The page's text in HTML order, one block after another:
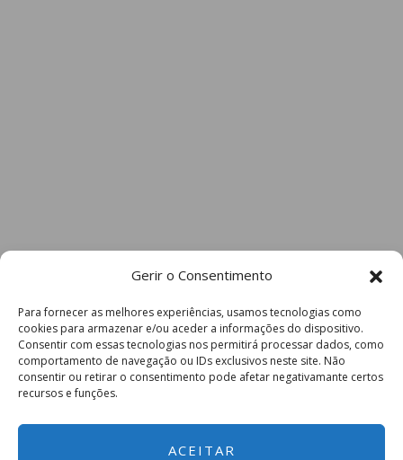
Gerir o Consentimento
Para fornecer as melhores experiências, usamos tecnologias como
cookies para armazenar e/ou aceder a informações do dispositivo.
Consentir com essas tecnologias nos permitirá processar dados, como
comportamento de navegação ou IDs exclusivos neste site. Não
consentir ou retirar o consentimento pode afetar negativamante certos
recursos e funções.
ACEITAR